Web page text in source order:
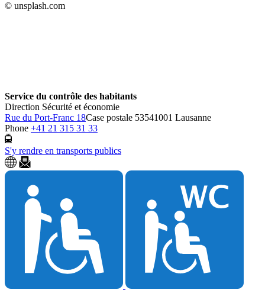
© unsplash.com
Service du contrôle des habitants
Direction Sécurité et économie
Rue du Port-Franc 18Case postale 53541001 Lausanne
Phone +41 21 315 31 33
S'y rendre en transports publics